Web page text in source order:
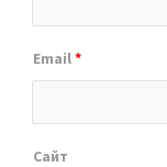
Email*
Сайт